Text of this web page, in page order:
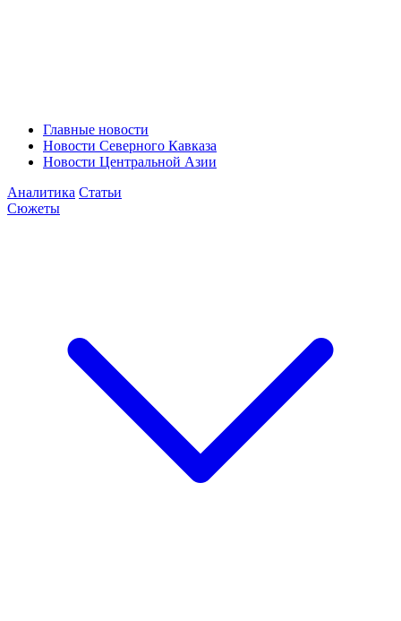
Главные новости
Новости Северного Кавказа
Новости Центральной Азии
Аналитика Статьи
Сюжеты